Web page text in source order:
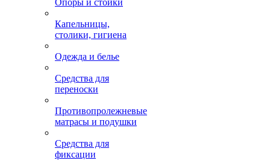
Опоры и стойки
Капельницы,
столики, гигиена
Одежда и белье
Средства для
переноски
Противопролежневые
матрасы и подушки
Средства для
фиксации